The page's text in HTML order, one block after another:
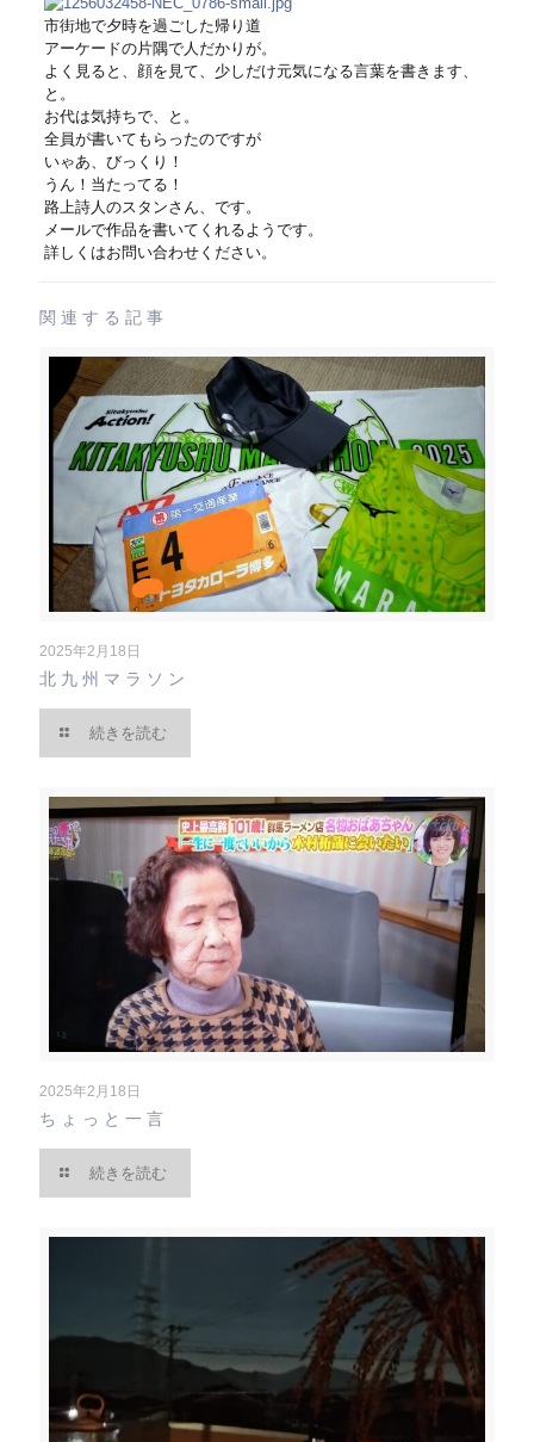
市街地で夕時を過ごした帰り道
アーケードの片隅で人だかりが。
よく見ると、顔を見て、少しだけ元気になる言葉を書きます、
と。
お代は気持ちで、と。
全員が書いてもらったのですが
いゃあ、びっくり！
うん！当たってる！
路上詩人のスタンさん、です。
メールで作品を書いてくれるようです。
詳しくはお問い合わせください。
関連する記事
2025年2月18日
北九州マラソン
続きを読む
2025年2月18日
ちょっと一言
続きを読む